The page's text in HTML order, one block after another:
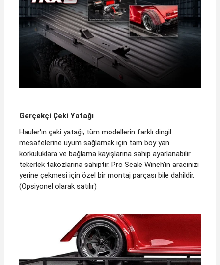
Gerçekçi Çeki Yatağı
Hauler'ın çeki yatağı, tüm modellerin farklı dingil
mesafelerine uyum sağlamak için tam boy yan
korkuluklara ve bağlama kayışlarına sahip ayarlanabilir
tekerlek takozlarına sahiptir. Pro Scale Winch'in aracınızı
yerine çekmesi için özel bir montaj parçası bile dahildir.
(Opsiyonel olarak satılır)